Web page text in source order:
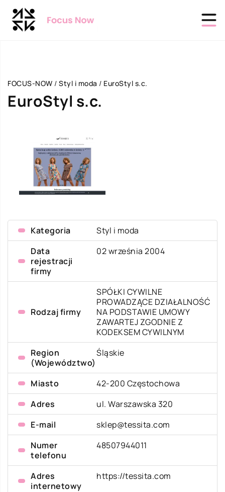
FOCUS-NOW / Styl i moda / EuroStyl s.c.
EuroStyl s.c.
Kategoria
Styl i moda
Data
rejestracji
firmy
02 września 2004
Rodzaj firmy
SPÓŁKI CYWILNE
PROWADZĄCE DZIAŁALNOŚĆ
NA PODSTAWIE UMOWY
ZAWARTEJ ZGODNIE Z
KODEKSEM CYWILNYM
Region
(Województwo)
Śląskie
Miasto
42-200 Częstochowa
Adres
ul. Warszawska 320
E-mail
sklep@tessita.com
Numer
telefonu
48507944011
Adres
internetowy
https://tessita.com